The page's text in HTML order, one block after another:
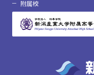
附属校